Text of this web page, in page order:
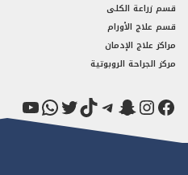
قسم زراعة الكلى
قسم علاج الأورام
مراكز علاج الإدمان
مركز الجراحة الروبوتية
فيسبوك
إنستجرام
سناب شاتتيليجرام
تيك توكتويترواتساب
يوتيوب